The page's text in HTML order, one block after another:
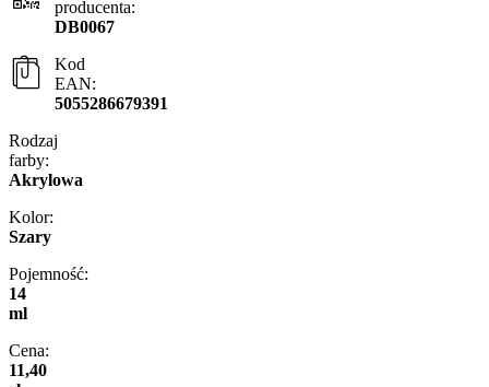
producenta:
DB0067
Kod
EAN:
5055286679391
Rodzaj
farby:
Akrylowa
Kolor:
Szary
Pojemność:
14
ml
Cena:
11,40